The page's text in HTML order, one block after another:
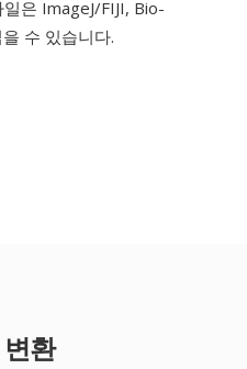
은 ImageJ/FIJI, Bio-
수 있습니다.
환